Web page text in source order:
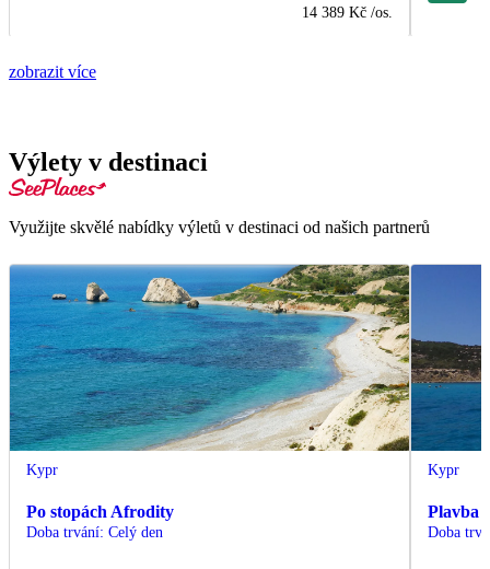
14 389 Kč /os.
zobrazit více
Výlety v destinaci
Využijte skvělé nabídky výletů v destinaci od našich partnerů
Kypr
Po stopách Afrodity
Doba trvání: Celý den
Kypr
Plavba
Doba